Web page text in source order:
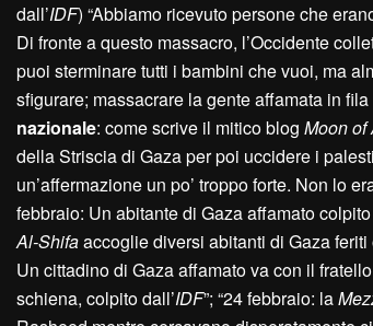
dall’IDF) “Abbiamo ricevuto persone che
Di fronte a questo massacro, l’Occidente
puoi sterminare tutti i bambini che vuoi, ma
sfigurare; massacrare la gente affamata in
nazionale: come scrive il mitico blog Moon of
della Striscia di Gaza per poi uccidere i
un’affermazione un po’ troppo forte. Non lo
febbraio: Un abitante di Gaza affamato
Al-Shifaaccoglie diversi abitanti di Gaza feriti
Un cittadino di Gaza affamato va con il
schiena, colpito dall’IDF”; “24 febbraio: la